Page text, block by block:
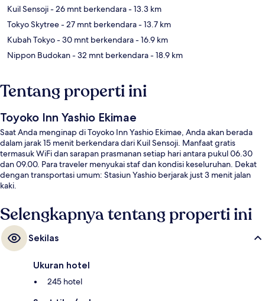
Kuil Sensoji- 26 mnt berkendara- 13.3 km
Tokyo Skytree- 27 mnt berkendara- 13.7 km
Kubah Tokyo- 30 mnt berkendara- 16.9 km
Nippon Budokan- 32 mnt berkendara- 18.9 km
Tentang properti ini
Toyoko Inn Yashio Ekimae
Saat Anda menginap di Toyoko Inn Yashio Ekimae, Anda akan berada
dalam jarak 15 menit berkendara dari Kuil Sensoji. Manfaat gratis
termasuk WiFi dan sarapan prasmanan setiap hari antara pukul 06.30
dan 09.00. Para traveler menyukai staf dan kondisi keseluruhan. Dekat
dengan transportasi umum: Stasiun Yashio berjarak just 3 menit jalan
kaki.
Selengkapnya tentang properti ini
Sekilas
Ukuran hotel
245 hotel